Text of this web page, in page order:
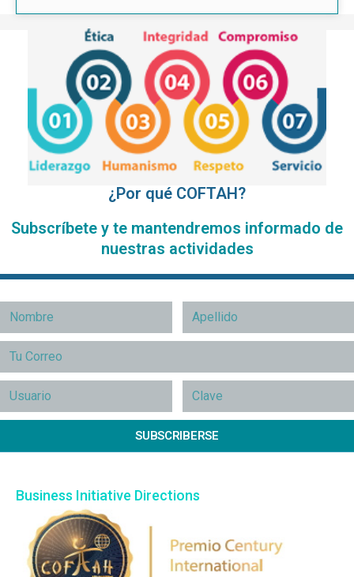
¿Por qué COFTAH?
Subscríbete y te mantendremos informado de
nuestras actividades
SUBSCRIBERSE
Business Initiative Directions